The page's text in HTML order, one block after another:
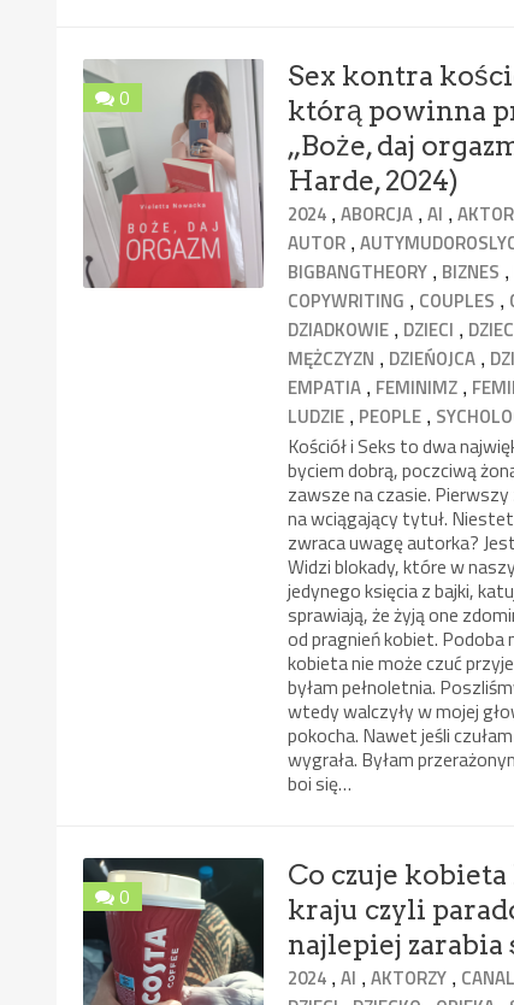
0
Sex kontra
którą powinna
„Boże, daj
Harde, 2024)
2024 ,ABORCJA ,AI ,
AUTOR ,
BIGBANGTHEORY , BIZNES ,
COPYWRITING , COUPLES ,
DZIADKOWIE , DZIECI ,
MĘŻCZYZN , DZIEŃOJCA ,
EMPATIA , FEMINIMZ ,
LUDZIE , PEOPLE ,
Kościół i Seks to dwa
byciem dobrą, poczciwą
zawsze na czasie.
na wciągający tytuł.
zwraca uwagę autorka?
Widzi blokady, które w
jedynego księcia z bajki,
sprawiają, że żyją one
od pragnień kobiet.
kobieta nie może czuć
byłam pełnoletnia.
wtedy walczyły w mojej
pokocha. Nawet jeśli
wygrała. Byłam
boi się…
0
Co czuje
kraju czyli
najlepiej zarabia
2024 ,AI ,AKTORZY ,